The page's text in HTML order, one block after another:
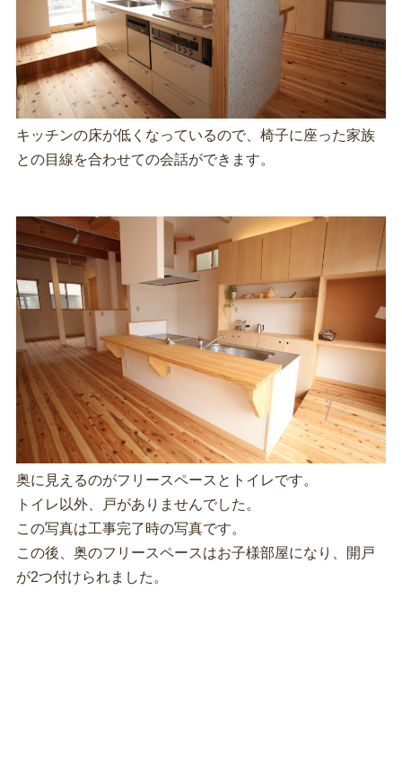
キッチンの床が低くなっているので、椅子に座った家族
との目線を合わせての会話ができます。
奥に見えるのがフリースペースとトイレです。
トイレ以外、戸がありませんでした。
この写真は工事完了時の写真です。
この後、奥のフリースペースはお子様部屋になり、開戸
が2つ付けられました。